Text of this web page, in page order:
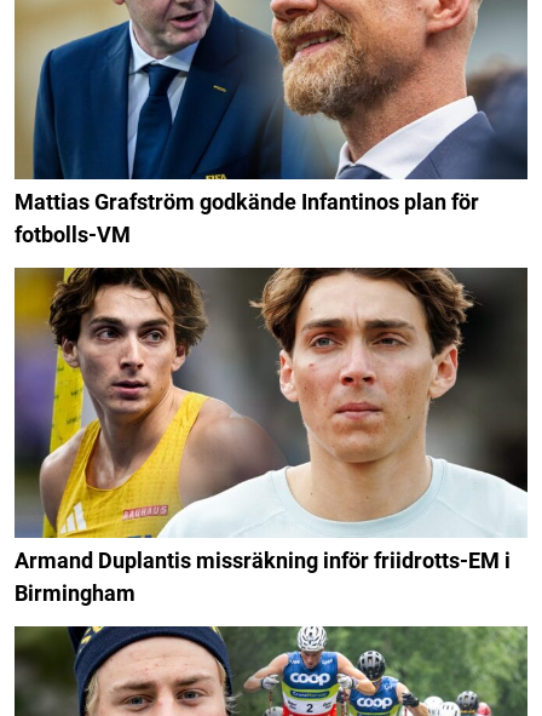
Mattias Grafström godkände Infantinos plan för
fotbolls-VM
Armand Duplantis missräkning inför friidrotts-EM i
Birmingham